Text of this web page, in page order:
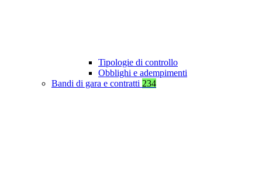
Tipologie di controllo
Obblighi e adempimenti
Bandi di gara e contratti 234